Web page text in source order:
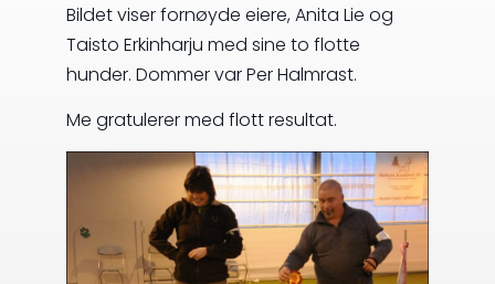
Bildet viser fornøyde eiere, Anita Lie og
Taisto Erkinharju med sine to flotte
hunder. Dommer var Per Halmrast.
Me gratulerer med flott resultat.